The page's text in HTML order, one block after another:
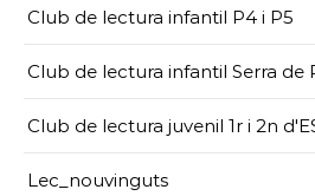
Club de lectura infantil P4 i P5
Club de lectura infantil Serra de
Club de lectura juvenil 1r i 2n
Lec_nouvinguts